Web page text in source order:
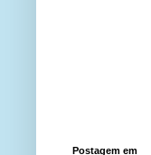
Postagem em